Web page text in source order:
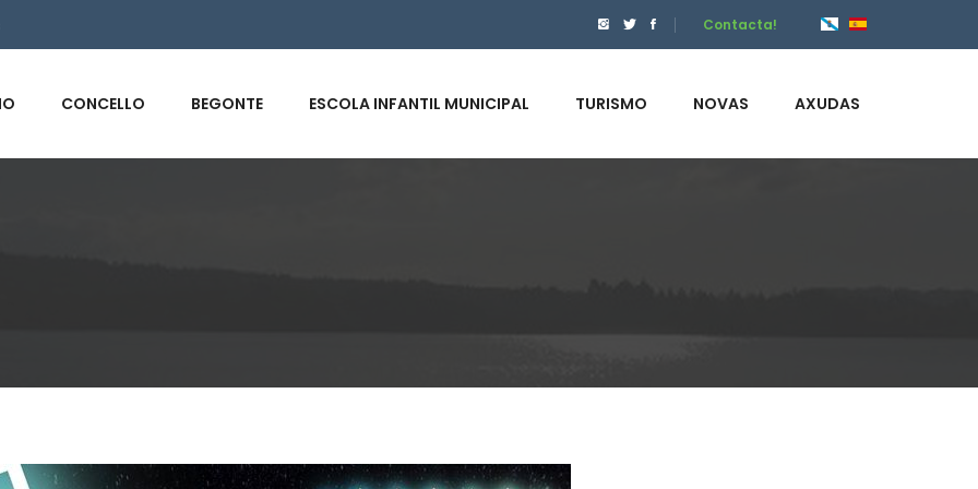
Contacta!
CONCELLO BEGONTE ESCOLA INFANTIL MUNICIPAL TURISMO NOVAS AXUDAS